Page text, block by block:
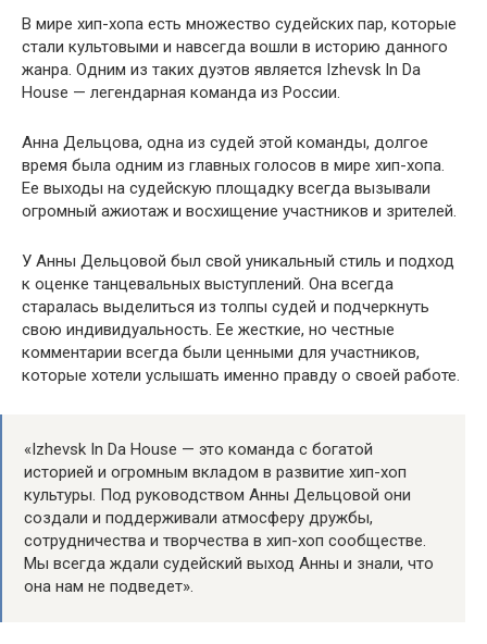
В мире хип-хопа есть множество судейских пар, которые
стали культовыми и навсегда вошли в историю данного
жанра. Одним из таких дуэтов является Izhevsk In Da
House — легендарная команда из России.
Анна Дельцова, одна из судей этой команды, долгое
время была одним из главных голосов в мире хип-хопа.
Ее выходы на судейскую площадку всегда вызывали
огромный ажиотаж и восхищение участников и зрителей.
У Анны Дельцовой был свой уникальный стиль и подход
к оценке танцевальных выступлений. Она всегда
старалась выделиться из толпы судей и подчеркнуть
свою индивидуальность. Ее жесткие, но честные
комментарии всегда были ценными для участников,
которые хотели услышать именно правду о своей работе.
«Izhevsk In Da House — это команда с богатой
историей и огромным вкладом в развитие хип-хоп
культуры. Под руководством Анны Дельцовой они
создали и поддерживали атмосферу дружбы,
сотрудничества и творчества в хип-хоп сообществе.
Мы всегда ждали судейский выход Анны и знали, что
она нам не подведет».